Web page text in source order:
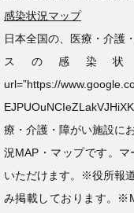
感染状況マップ
日本全国の、医療・介護
スの感染状
url=”https://
療・介護・障がい施設に
況MAP・マップです。
いただけます。※役所報
み掲載しております。